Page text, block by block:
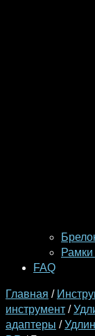
FAQ
Главная /
инструмент /
адаптеры /